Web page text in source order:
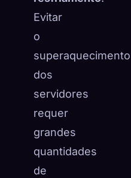
Evitar
o
superaquecimento
dos
servidores
requer
grandes
quantidades
de